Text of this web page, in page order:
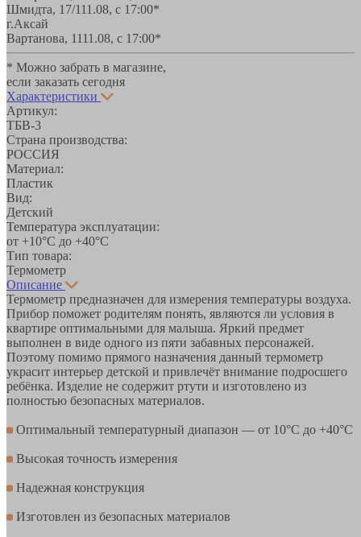
Шмидта, 17/111.08, с 17:00*
г.Аксай
Вартанова, 1111.08, с 17:00*
* Можно забрать в магазине,
если заказать сегодня
Характеристики
Артикул:
ТБВ-3
Страна производства:
РОССИЯ
Материал:
Пластик
Вид:
Детский
Температура эксплуатации:
от +10°С до +40°С
Тип товара:
Термометр
Описание
Термометр предназначен для измерения температуры воздуха.
Прибор поможет родителям понять, являются ли условия в
квартире оптимальными для малыша. Яркий предмет
выполнен в виде одного из пяти забавных персонажей.
Поэтому помимо прямого назначения данный термометр
украсит интерьер детской и привлечёт внимание подросшего
ребёнка. Изделие не содержит ртути и изготовлено из
полностью безопасных материалов.
Оптимальный температурный диапазон — от 10°С до +40°С
Высокая точность измерения
Надежная конструкция
Изготовлен из безопасных материалов